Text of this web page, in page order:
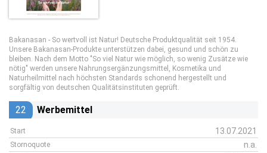
Bakanasan - So wertvoll ist Natur! Deutsche Produktqualität seit 1954.
Unsere Bakanasan-Produkte unterstützen dabei, gesund und schön zu
bleiben. Nach dem Motto "So viel Natur wie möglich, so wenig Zusätze wie
nötig" werden unsere Nahrungsergänzungsmittel, Kosmetika und
Naturheilmittel nach höchsten Standards schonend hergestellt und
sorgfältig von deutschen Qualitätsinstituten geprüft.
22 Werbemittel
Start 13.07.2021
Stornoquote n.a.